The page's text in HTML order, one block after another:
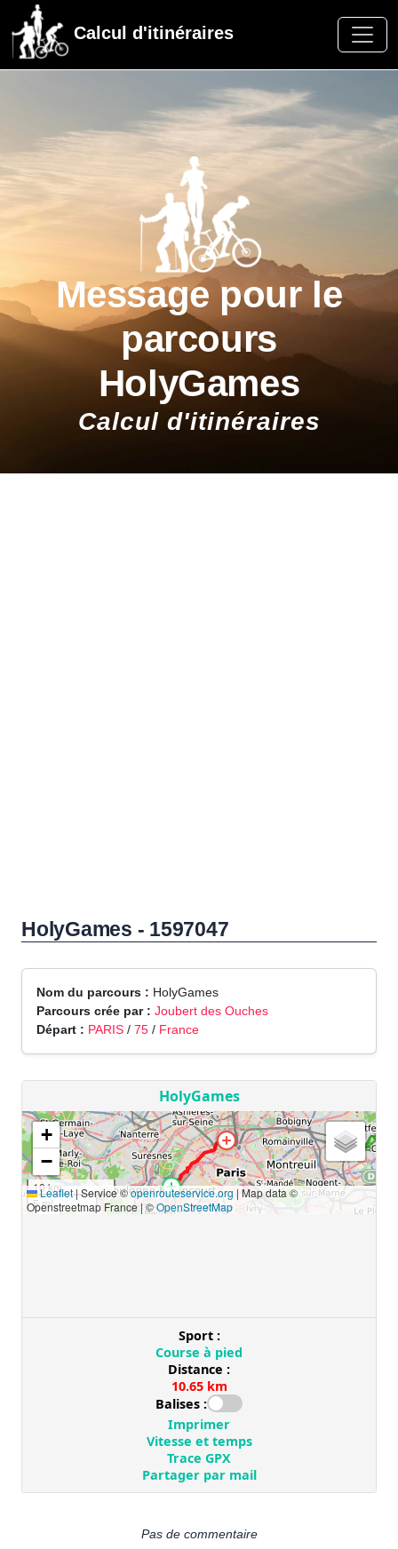
Calcul d'itinéraires
Message pour le
parcours
HolyGames
Calcul d'itinéraires
HolyGames - 1597047
Nom du parcours : HolyGames
Parcours crée par : Joubert des Ouches
Départ : PARIS / 75 / France
Pas de commentaire